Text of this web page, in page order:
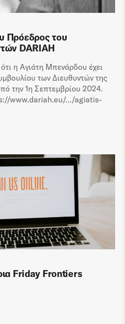
Πρόεδρος του
DARIAH
η Αγιάτη Μπενάρδου έχει
των Διευθυντών της
την 1η Σεπτεμβρίου 2024.
www.dariah.eu/…/agiatis-
Friday Frontiers